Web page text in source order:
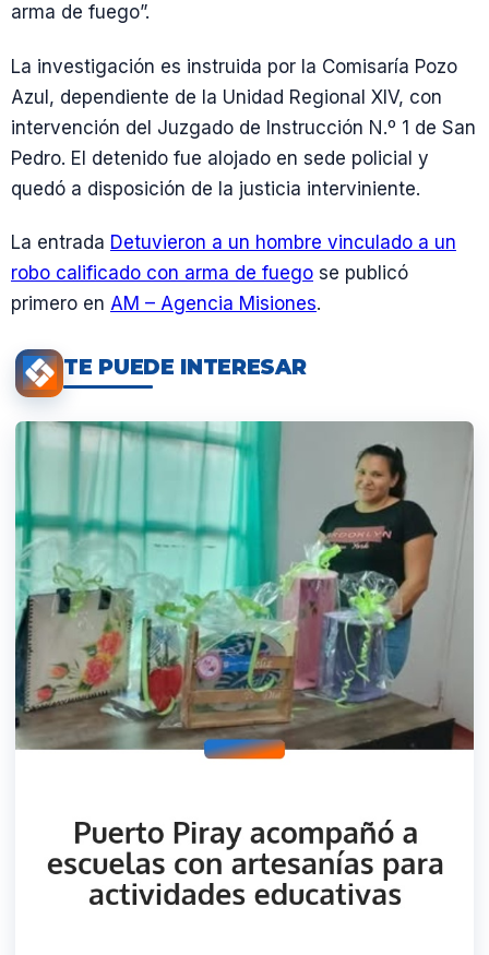
arma de fuego”.
La investigación es instruida por la Comisaría Pozo
Azul, dependiente de la Unidad Regional XIV, con
intervención del Juzgado de Instrucción N.º 1 de San
Pedro. El detenido fue alojado en sede policial y
quedó a disposición de la justicia interviniente.
La entrada Detuvieron a un hombre vinculado a un
robo calificado con arma de fuego se publicó
primero en AM – Agencia Misiones.
TE PUEDE INTERESAR